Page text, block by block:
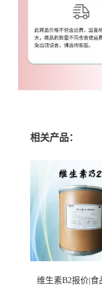
相关产品：
维生素B2报价|食